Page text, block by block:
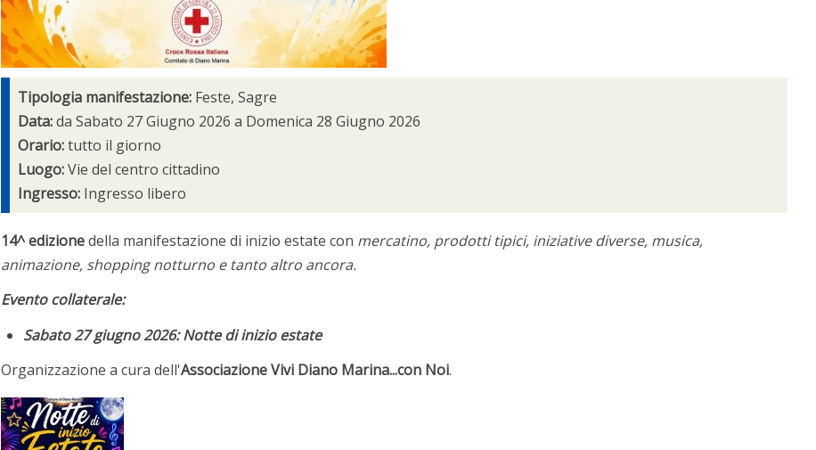
Tipologia manifestazione: Feste, Sagre
Data:da Sabato 27 Giugno 2026 a Domenica 28 Giugno 2026
Orario:tutto il giorno
Luogo:Vie del centro cittadino
Ingresso: Ingresso libero
14^ edizionedella manifestazione di inizio estate con mercatino, prodotti tipici, iniziative diverse, musica,
animazione, shopping notturno e tanto altro ancora.
Evento collaterale:
Sabato 27 giugno 2026: Notte di inizio estate
Organizzazione a cura dell'Associazione Vivi Diano Marina...con Noi.